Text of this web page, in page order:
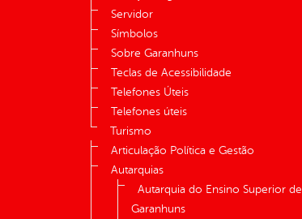
Servidor
Símbolos
Sobre Garanhuns
Teclas de Acessibilidade
Telefones Úteis
Telefones úteis
Turismo
Articulação Política e Gestão
Autarquias
Autarquia do Ensino Superior de
Garanhuns